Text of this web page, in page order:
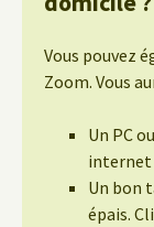
Vous pouvez
Zoom. Vous
Un PC
internet
Un bon
épais.